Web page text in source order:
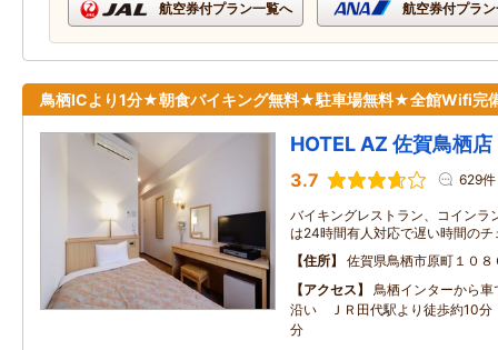
航空券付プラン一覧へ 航空券付プラ
鳥栖ICより1分★朝食バイキング無料★駐車場無料★全館Wifi完
HOTEL AZ 佐賀鳥栖店
3.7 629件
バイキングレストラン、コインラ
は24時間有人対応で遅い時間の
住所
佐賀県鳥栖市原町１０８
アクセス
鳥栖インターから
沿い ＪＲ田代駅より徒歩約10
分